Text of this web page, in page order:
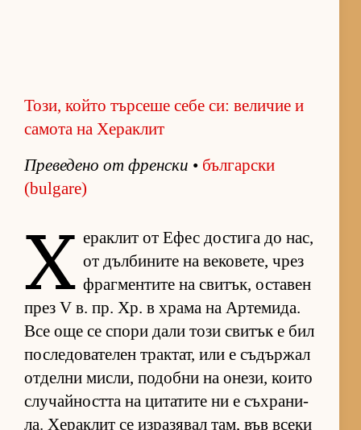
Този, който търсеше себе си: величие и
самота на Хераклит
Пре­ве­дено от френ­ски • бъл­гар­ски
(bulgare)
Х е­рак­лит от Ефес дос­тига до нас,
от дъл­би­ните на ве­ко­ве­те, чрез
фраг­мен­тите на сви­тък, ос­та­вен
през V в. пр. Хр. в храма на Ар­те­ми­да.
Все още се спори дали този сви­тък е бил
пос­ле­до­ва­те­лен трак­тат, или е съ­дър­жал
от­делни мис­ли, по­добни на оне­зи, ко­ито
слу­чай­ността на ци­та­тите ни е съх­ра­ни­
ла. Хе­рак­лит се из­ра­зя­вал там, във всеки